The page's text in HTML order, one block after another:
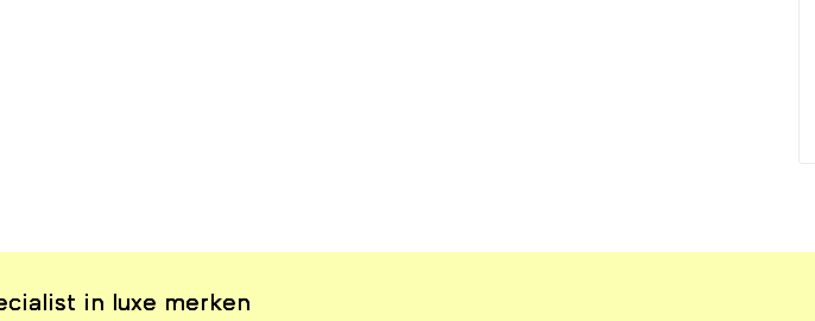
luxe merken
luxe merken
luxe merken
luxe merken